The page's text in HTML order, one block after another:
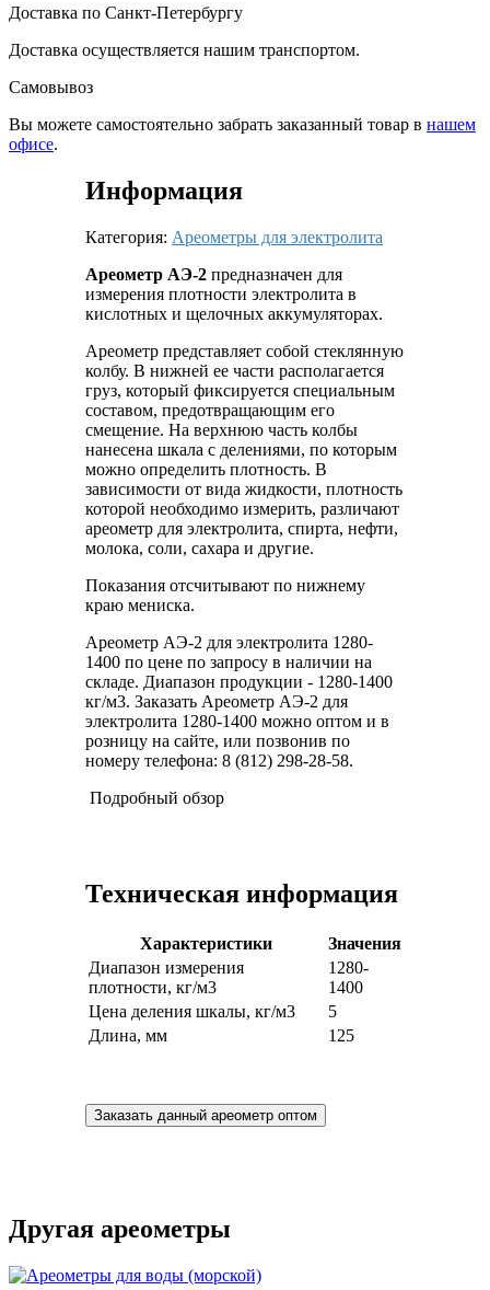
Доставка по Санкт-Петербургу
Доставка осуществляется нашим транспортом.
Самовывоз
Вы можете самостоятельно забрать заказанный товар в нашем
офисе.
Информация
Категория: Ареометры для электролита
Ареометр АЭ-2 предназначен для
измерения плотности электролита в
кислотных и щелочных аккумуляторах.
Ареометр представляет собой стеклянную
колбу. В нижней ее части располагается
груз, который фиксируется специальным
составом, предотвращающим его
смещение. На верхнюю часть колбы
нанесена шкала с делениями, по которым
можно определить плотность. В
зависимости от вида жидкости, плотность
которой необходимо измерить, различают
ареометр для электролита, спирта, нефти,
молока, соли, сахара и другие.
Показания отсчитывают по нижнему
краю мениска.
Ареометр АЭ-2 для электролита 1280-
1400 по цене по запросу в наличии на
складе. Диапазон продукции - 1280-1400
кг/м3. Заказать Ареометр АЭ-2 для
электролита 1280-1400 можно оптом и в
розницу на сайте, или позвонив по
номеру телефона: 8 (812) 298-28-58.
Подробный обзор
Техническая информация
Характеристики
Значения
Диапазон измерения
плотности, кг/м3
1280-
1400
Цена деления шкалы, кг/м3
5
Длина, мм
125
Заказать данный ареометр оптом
Другая ареометры